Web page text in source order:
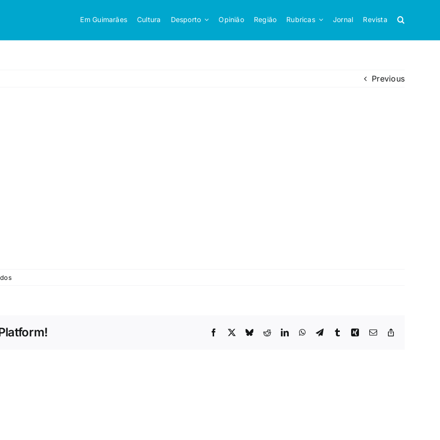
Em Guimarães Cultura Desporto Opinião Região Rubricas Jornal Revista
Previous
em
Facebook
X BlueskyRedditLinkedInWhatsApp
TelegramTumblrXing Email